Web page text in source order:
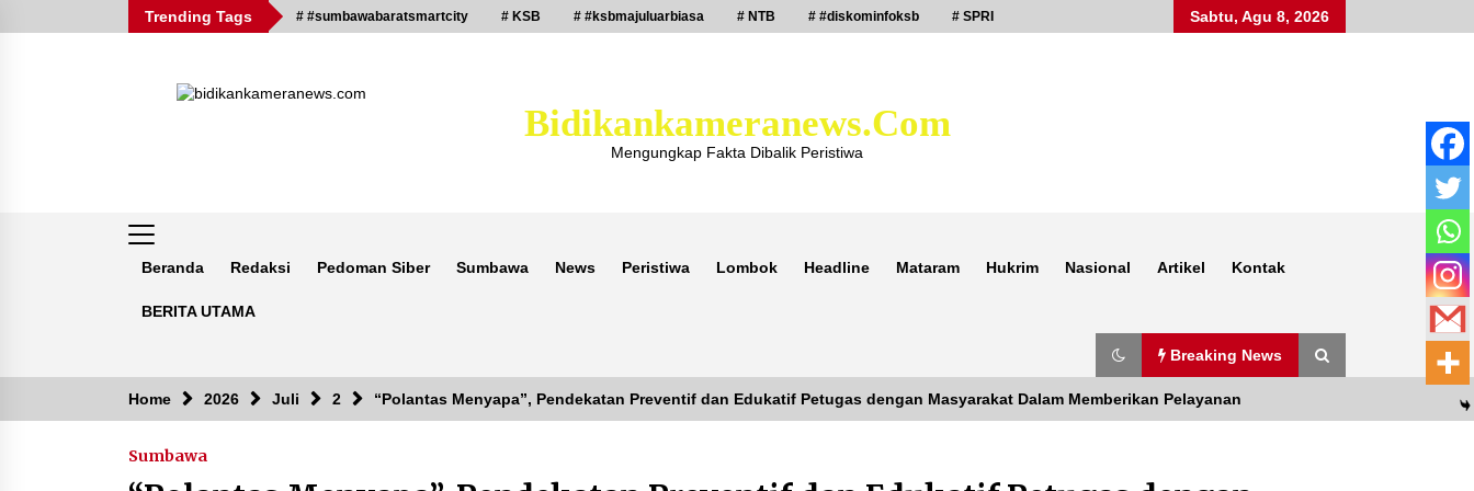
to
Trending Tags # #sumbawabaratsmartcity # KSB # #ksbmajuluarbiasa # NTB # #diskominfoksb # SPRI Sabtu, Agu 8, 2026
Bidikankameranews.com
Mengungkap Fakta Dibalik Peristiwa
Beranda Redaksi Pedoman Siber Sumbawa News Peristiwa Lombok Headline Mataram Hukrim Nasional Artikel Kontak
BERITA UTAMA
Breaking News
Breaking News
Kejaksaan KSB Mulai Lidik Mafia
Tanah Desa Sekongkang Bawah
Sepayung Kec. Plampang, Polres
Briptu Juanda, Edukasi Masyarakat
Home 2026 Juli 2 “Polantas Menyapa”, Pendekatan Preventif dan Edukatif Petugas dengan Masyarakat Dalam Memberikan Pelayanan
Sumbawa